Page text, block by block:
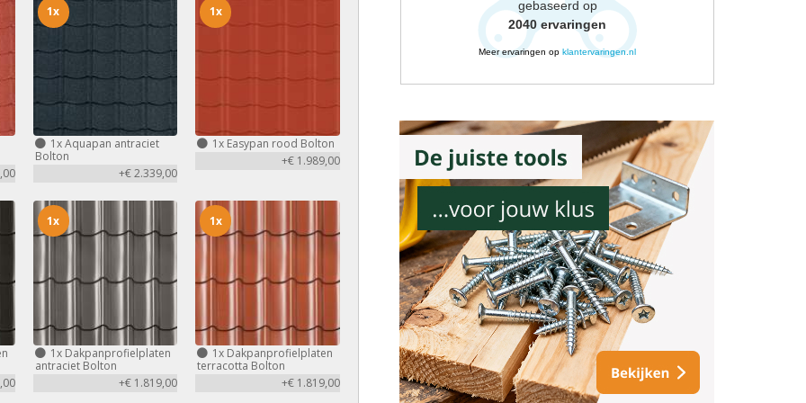
1xAquapan antraciet
Bolton
+€ 2.339,00
1x
1x Easypan rood Bolton
+€ 1.989,00
1x
1xDakpanprofielplaten
antraciet Bolton
+€ 1.819,00
1x
1x Dakpanprofielplaten
terracotta Bolton
+€ 1.819,00
1x
gebaseerd op
2040 ervaringen
Meer ervaringen op klantervaringen.nl